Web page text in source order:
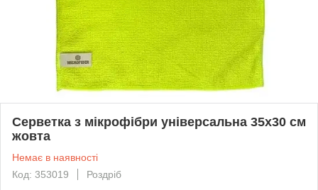
Серветка з мікрофібри універсальна 35х30 см
жовта
Немає в наявності
Код: 353019
Роздріб